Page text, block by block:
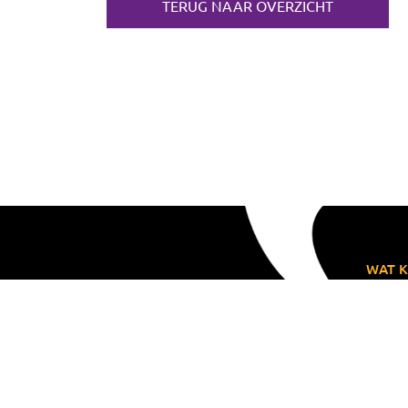
TERUG NAAR OVERZICHT
WAT